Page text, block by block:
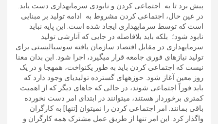
پیش برد تا به اجتماعی کردن و نابودی سرمایه­داری دست یابد.
در عین حال، اجتماعی کردن مشروط به ادامه تولید بر مبنایی
است که توسط سرمایه­داری ایجاد شده است. این پایه نباید
نابود شود؛ بلکه باید بلافاصله در جایی که آنارشی تولید
سرمایه­داری در مقابل اقتصاد سازمان یافته سوسیالیستی برای
تولید نیازهای فوری جامعه قرار می­گیرد، اجرا شود. این بدان معنا
نیست که اجتماعی کردن باید به طور یکنواخت، همه­جا و در یک
روز معین آغاز شود. حوزه­های گسترده تولیدی­ای وجود دارد که
باید فوراً اجتماعی شوند، در حالی که جاهای دیگر که از اهمیت
کمتری برخوردار هستند، می­توانند در ابتدای امر دست نخورده
باقی بمانند. امر اجتماعی کردن را نمی­توان [تنها] به کارگران
واگذار کرد. این امر تنها از طریق عمل مشترک همه کارگران و